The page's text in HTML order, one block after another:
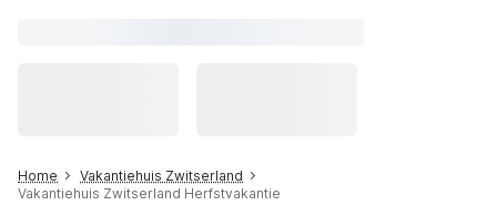
Home
Vakantiehuis Zwitserland
Vakantiehuis Zwitserland Herfstvakantie